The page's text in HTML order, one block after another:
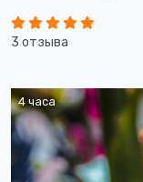
3 отзыва
4 часа